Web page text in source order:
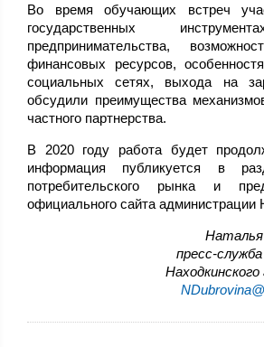
Во время обучающих встреч
государственных
предпринимательства,
финансовых ресурсов,
социальных сетях, выхода на
обсудили преимущества
частного партнерства.
В 2020 году работа будет
информация публикуется в
потребительского рынка и
официального сайта администрации
пресс-
Находкинского